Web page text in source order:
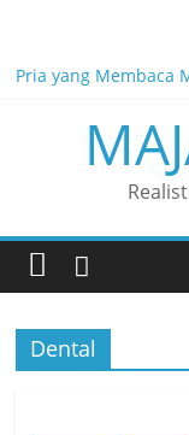
content
Pria yang Membaca
Membaca Peluang,
Bisnis Peternakan
Lelaki yang
Matahari yang Lahir
Perjalanan Panjang
Dental